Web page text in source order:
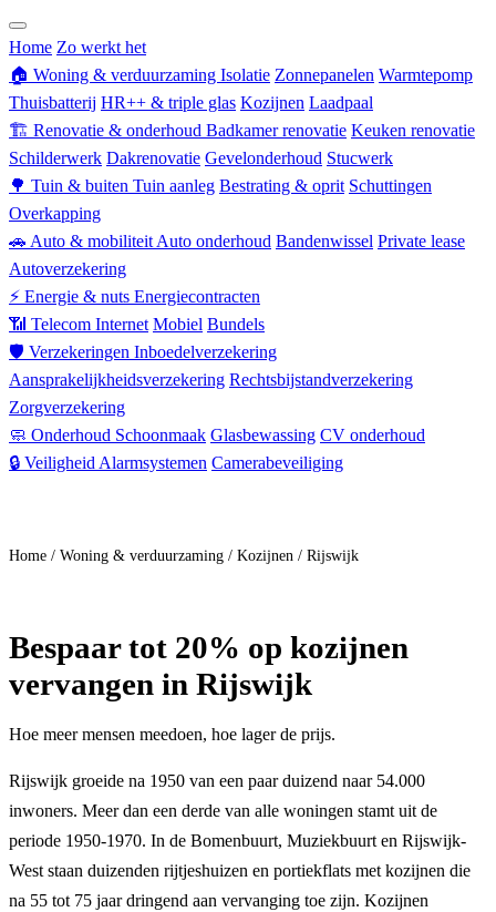
Home Zo werkt het
🏠 Woning & verduurzaming Isolatie Zonnepanelen Warmtepomp
Thuisbatterij HR++ & triple glas Kozijnen Laadpaal
🏗 Renovatie & onderhoud Badkamer renovatie Keuken renovatie
Schilderwerk Dakrenovatie Gevelonderhoud Stucwerk
🌳 Tuin & buiten Tuin aanleg Bestrating & oprit Schuttingen
Overkapping
🚗 Auto & mobiliteit Auto onderhoud Bandenwissel Private lease
Autoverzekering
⚡ Energie & nuts Energiecontracten
📶 Telecom Internet Mobiel Bundels
🛡 Verzekeringen Inboedelverzekering
Aansprakelijkheidsverzekering Rechtsbijstandverzekering
Zorgverzekering
🧼 Onderhoud Schoonmaak Glasbewassing CV onderhoud
🔒 Veiligheid Alarmsystemen Camerabeveiliging
Home / Woning & verduurzaming / Kozijnen / Rijswijk
Bespaartot 20% op kozijnen
vervangen in Rijswijk
Hoe meer mensen meedoen, hoe lager de prijs.
Rijswijk groeide na 1950 van een paar duizend naar 54.000
inwoners. Meer dan een derde van alle woningen stamt uit de
periode 1950-1970. In de Bomenbuurt, Muziekbuurt en Rijswijk-
West staan duizenden rijtjeshuizen en portiekflats met kozijnen die
na 55 tot 75 jaar dringend aan vervanging toe zijn. Kozijnen